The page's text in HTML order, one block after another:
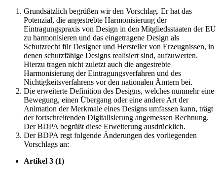
Grundsätzlich begrüßen wir den Vorschlag. Er hat das
Potenzial, die angestrebte Harmonisierung der
Eintragungspraxis von Design in den Mitgliedsstaaten der EU
zu harmonisieren und das eingetragene Design als
Schutzrecht für Designer und Hersteller von Erzeugnissen, in
denen schutzfähige Designs realisiert sind, aufzuwerten.
Hierzu tragen nicht zuletzt auch die angestrebte
Harmonisierung der Eintragungsverfahren und des
Nichtigkeitsverfahrens vor den nationalen Ämtern bei.
Die erweiterte Definition des Designs, welches nunmehr eine
Bewegung, einen Übergang oder eine andere Art der
Animation der Merkmale eines Designs umfassen kann, trägt
der fortschreitenden Digitalisierung angemessen Rechnung.
Der BDPA begrüßt diese Erweiterung ausdrücklich.
Der BDPA regt folgende Änderungen des vorliegenden
Vorschlags an:
Artikel 3 (1)